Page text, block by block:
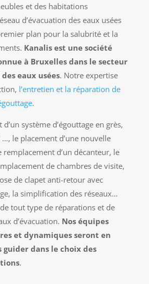
et des habitations
d’évacuation des eaux usées
plan pour la salubrité et la
Kanalis est une société
à Bruxelles dans le secteur
eaux usées. Notre expertise
l’entretien et la réparation de
.
système d’égouttage en grès,
…, le placement d’une nouvelle
remplacement d’un décanteur, le
de chambres de visite,
de clapet anti-retour avec
la simplification des réseaux…
de tout type de réparations et de
d’évacuation. Nos équipes
et dynamiques seront en
guider dans le choix des
.